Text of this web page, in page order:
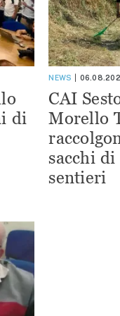
di
NEWS
CAI
Morello
sacchi
sentieri